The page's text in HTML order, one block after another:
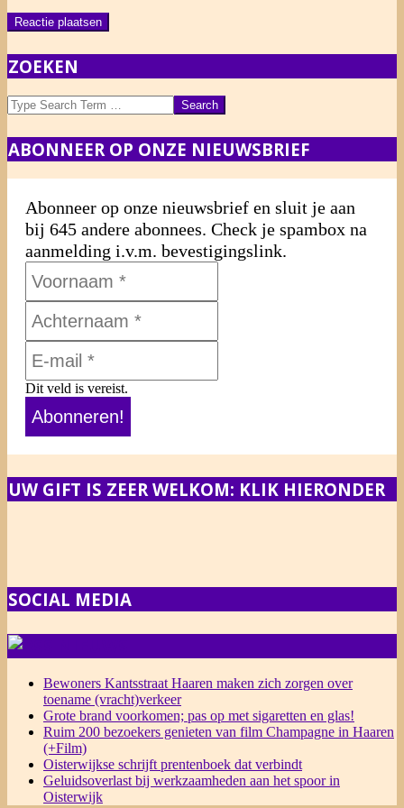
ZOEKEN
Search
ABONNEER OP ONZE NIEUWSBRIEF
Abonneer op onze nieuwsbrief en sluit je aan
bij 645 andere abonnees. Check je spambox na
aanmelding i.v.m. bevestigingslink.
Dit veld is vereist.
UW GIFT IS ZEER WELKOM: KLIK HIERONDER
SOCIAL MEDIA
Bewoners Kantsstraat Haaren maken zich zorgen over
toename (vracht)verkeer
Grote brand voorkomen; pas op met sigaretten en glas!
Ruim 200 bezoekers genieten van film Champagne in Haaren
(+Film)
Oisterwijkse schrijft prentenboek dat verbindt
Geluidsoverlast bij werkzaamheden aan het spoor in
Oisterwijk